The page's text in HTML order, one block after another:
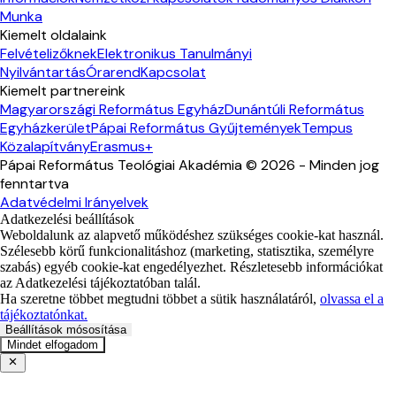
Munka
Kiemelt oldalaink
FelvételizőknekElektronikus Tanulmányi
NyilvántartásÓrarendKapcsolat
Kiemelt partnereink
Magyarországi Református EgyházDunántúli Református
EgyházkerületPápai Református GyűjteményekTempus
KözalapítványErasmus+
Pápai Református Teológiai Akadémia © 2026 - Minden jog
fenntartva
Adatvédelmi Irányelvek
Adatkezelési beállítások
Weboldalunk az alapvető működéshez szükséges cookie-kat használ.
Szélesebb körű funkcionalitáshoz (marketing, statisztika, személyre
szabás) egyéb cookie-kat engedélyezhet. Részletesebb információkat
az Adatkezelési tájékoztatóban talál.
Ha szeretne többet megtudni többet a sütik használatáról, olvassa el a
tájékoztatónkat.
Beállítások mósosítása
Mindet elfogadom